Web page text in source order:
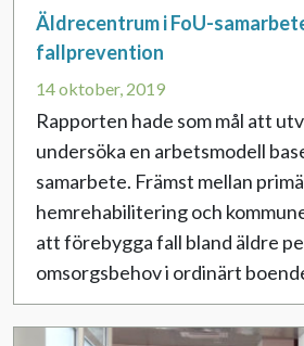
Äldrecentrum i FoU-
fallprevention
14 oktober, 2019
Rapporten hade som mål att
undersöka en arbetsmodell
samarbete. Främst mellan
hemrehabilitering och
att förebygga fall bland äldre
omsorgsbehov i ordinärt